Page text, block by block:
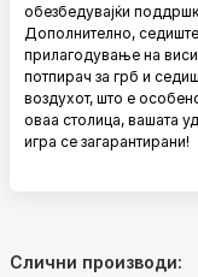
обезбедувајќи
Дополнително,
прилагодување на
потпирач за грб и
воздухот, што е
оваа столица, вашата
игра се загарантирани!
Слични производи: